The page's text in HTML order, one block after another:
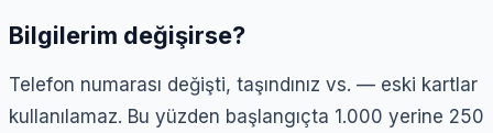
Bilgilerim değişirse?
Telefon numarası değişti, taşındınız vs. — eski kartlar
kullanılamaz. Bu yüzden başlangıçta 1.000 yerine 250